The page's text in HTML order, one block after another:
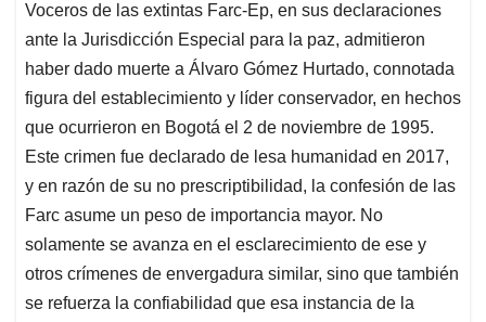
Voceros de las extintas Farc-Ep, en sus declaraciones
ante la Jurisdicción Especial para la paz, admitieron
haber dado muerte a Álvaro Gómez Hurtado, connotada
figura del establecimiento y líder conservador, en hechos
que ocurrieron en Bogotá el 2 de noviembre de 1995.
Este crimen fue declarado de lesa humanidad en 2017,
y en razón de su no prescriptibilidad, la confesión de las
Farc asume un peso de importancia mayor. No
solamente se avanza en el esclarecimiento de ese y
otros crímenes de envergadura similar, sino que también
se refuerza la confiabilidad que esa instancia de la